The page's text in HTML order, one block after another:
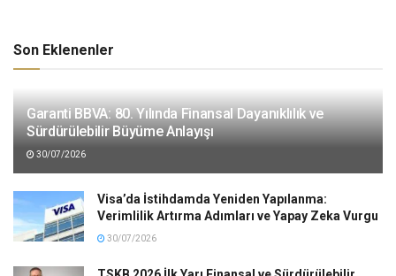
Son Eklenenler
Garanti BBVA: 80. Yılında Finansal Dayanıklılık ve
Sürdürülebilir Büyüme Anlayışı
30/07/2026
Visa’da İstihdamda Yeniden Yapılanma:
Verimlilik Artırma Adımları ve Yapay Zeka Vurgu
30/07/2026